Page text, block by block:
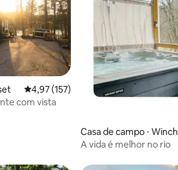
4,97 de uma avaliação média de 5,
4,97 (157)
com vista
Casa de campo ⋅
r
A vida é melhor no rio